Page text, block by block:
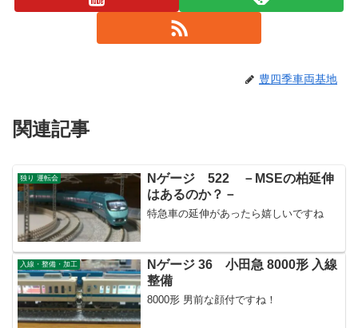
豊四季車両基地
関連記事
独り 運転会
Nゲージ 522 －MSEの柏延伸
はあるのか？－
特急車の延伸があったら嬉しいですね
入線・整備・加工
Nゲージ 36 小田急 8000形 入線
整備
8000形 男前な顔付ですね！